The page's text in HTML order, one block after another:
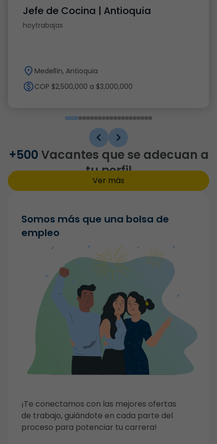
Jefe de Cocina | Antioquia
hoytrabajas
Medellín, Antioquia
COP $2,500,000 a $3,000,000
+500 Vacantes que se adecuan a
tu perfil
Ver más
Somos más que una bolsa de
empleo
¡Te conectamos con las mejores ofertas
de trabajo, guiándote en cada parte del
proceso para potenciar tu carrera!